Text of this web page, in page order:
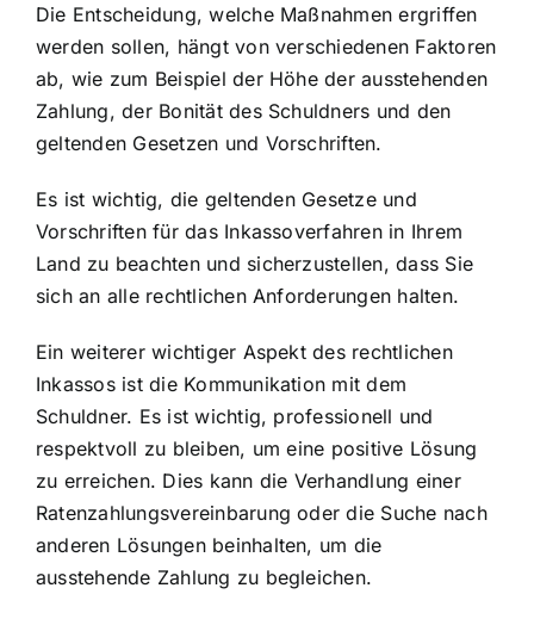
Die Entscheidung, welche Maßnahmen ergriffen
werden sollen, hängt von verschiedenen Faktoren
ab, wie zum Beispiel der Höhe der ausstehenden
Zahlung, der Bonität des Schuldners und den
geltenden Gesetzen und Vorschriften.
Es ist wichtig, die geltenden Gesetze und
Vorschriften für das Inkassoverfahren in Ihrem
Land zu beachten und sicherzustellen, dass Sie
sich an alle rechtlichen Anforderungen halten.
Ein weiterer wichtiger Aspekt des rechtlichen
Inkassos ist die Kommunikation mit dem
Schuldner. Es ist wichtig, professionell und
respektvoll zu bleiben, um eine positive Lösung
zu erreichen. Dies kann die Verhandlung einer
Ratenzahlungsvereinbarung oder die Suche nach
anderen Lösungen beinhalten, um die
ausstehende Zahlung zu begleichen.